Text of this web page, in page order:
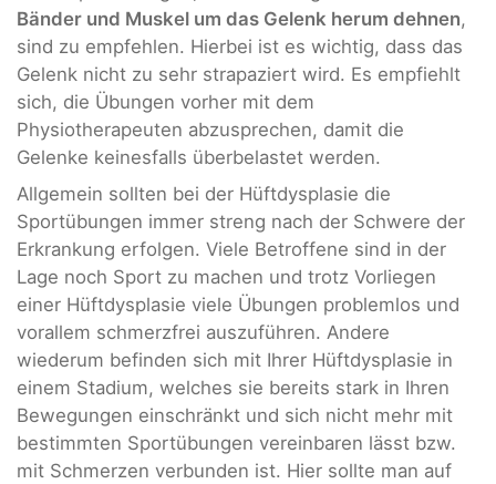
Bänder und Muskel um das Gelenk herum dehnen,
sind zu empfehlen. Hierbei ist es wichtig, dass das
Gelenk nicht zu sehr strapaziert wird. Es empfiehlt
sich, die Übungen vorher mit dem
Physiotherapeuten abzusprechen, damit die
Gelenke keinesfalls überbelastet werden.
Allgemein sollten bei der Hüftdysplasie die
Sportübungen immer streng nach der Schwere der
Erkrankung erfolgen. Viele Betroffene sind in der
Lage noch Sport zu machen und trotz Vorliegen
einer Hüftdysplasie viele Übungen problemlos und
vorallem schmerzfrei auszuführen. Andere
wiederum befinden sich mit Ihrer Hüftdysplasie in
einem Stadium, welches sie bereits stark in Ihren
Bewegungen einschränkt und sich nicht mehr mit
bestimmten Sportübungen vereinbaren lässt bzw.
mit Schmerzen verbunden ist. Hier sollte man auf